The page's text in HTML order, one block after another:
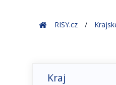
HomeRISY.cz
Kraj